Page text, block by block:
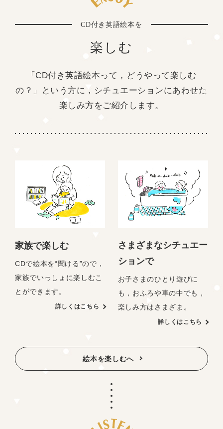
CD付き英語絵本を
楽しむ
「CD付き英語絵本って，どうやって楽しむ
の？」という方に， シチュエーションにあわせた
楽しみ方をご紹介します。
家族で楽しむ
CDで絵本を“聞ける”ので，
家族でいっしょに楽しむこ
とができます。
詳しくはこちら
さまざまなシチュエー
ションで
お子さまのひとり遊びに
も，おふろや車の中でも，
楽しみ方はさまざま。
詳しくはこちら
絵本を楽しむへ